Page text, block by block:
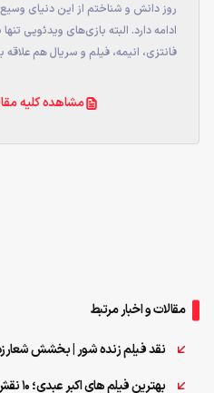
روز دانش و شناختم از این دنیای
ادامه دارد. البته بازی‌های ویدئویی
فانتزی، انیمه، فیلم و سریال هم علاقه
مشاهده کلیه
مقالات و اخبار مرتبط
نقد فیلم زنده شور | بخشش
بهترین فیلم های اکبر عبدی؛ 10 نقش‌آفرینی تماشایی مرد هزارچهره سینما